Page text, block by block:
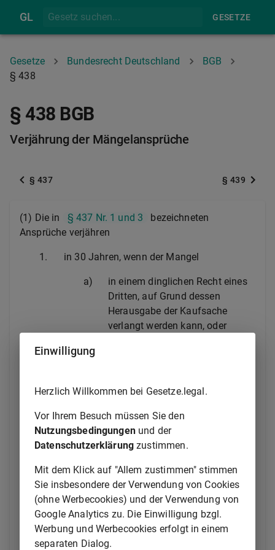
GL GESETZE
Gesetze Bundesrecht Deutschland
BGB
§ 438
§ 438 BGB
Verjährung der Mängelansprüche
§ 437 § 439
(1) Die in § 437 Nr. 1 und 3
bezeichneten
Ansprüche verjähren
1. in 30 Jahren, wenn der Mangel
a)
in einem dinglichen Recht eines
Dritten, auf Grund dessen
Herausgabe der Kaufsache
verlangt werden kann, oder
2.
in fünf Jahren
a)
bei einem Bauwerk und
b)
bei einer Sache, die entsprechend
ihrer üblichen Verwendungsweise
für ein Bauwerk verwendet
worden ist und dessen
Mangelhaftigkeit verursacht hat,
und
3. im Übrigen in zwei Jahren.
Einwilligung
Herzlich Willkommen bei Gesetze.legal.
Vor Ihrem Besuch müssen Sie den
Nutzungsbedingungenund der
Datenschutzerklärung zustimmen.
Mit dem Klick auf "Allem zustimmen" stimmen
Sie insbesondere der Verwendung von Cookies
(ohne Werbecookies) und der Verwendung von
Google Analytics zu. Die Einwilligung bzgl.
Werbung und Werbecookies erfolgt in einem
separaten Dialog.